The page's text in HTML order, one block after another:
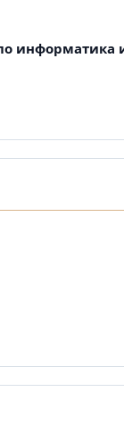
информатика